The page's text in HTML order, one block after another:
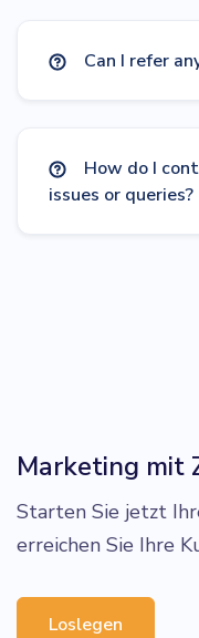
Can I refer
How do I
issues or queries?
Marketing mit
Starten Sie jetzt
erreichen Sie Ihre
Loslegen